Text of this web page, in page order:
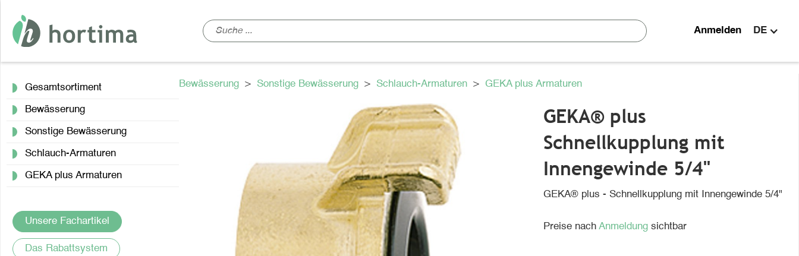
Anmelden DE
Gesamtsortiment
Bewässerung
Sonstige Bewässerung
Schlauch-Armaturen
GEKA plus Armaturen
Unsere Fachartikel
Das Rabattsystem
Bewässerung > Sonstige Bewässerung > Schlauch-Armaturen > GEKA plus Armaturen
GEKA® plus
Schnellkupplung mit
Innengewinde 5/4"
GEKA® plus - Schnellkupplung mit Innengewinde 5/4"
Preise nachAnmeldungsichtbar